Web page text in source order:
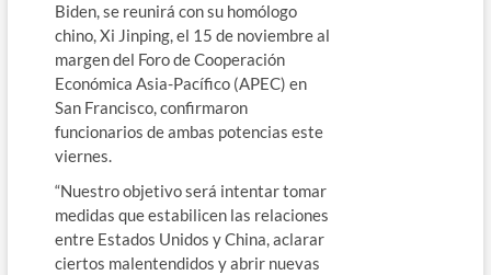
Biden, se reunirá con su homólogo
chino, Xi Jinping, el 15 de noviembre al
margen del Foro de Cooperación
Económica Asia-Pacífico (APEC) en
San Francisco, confirmaron
funcionarios de ambas potencias este
viernes.
“Nuestro objetivo será intentar tomar
medidas que estabilicen las relaciones
entre Estados Unidos y China, aclarar
ciertos malentendidos y abrir nuevas